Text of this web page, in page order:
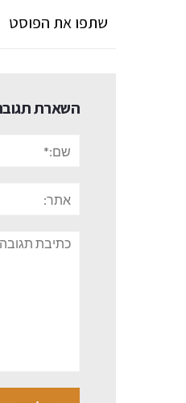
שתפו את הפוסט
השארת
תגובה